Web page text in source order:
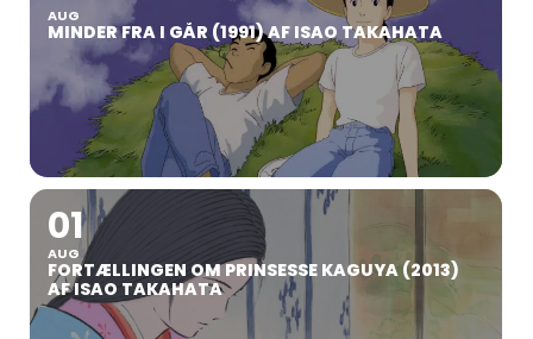
AUG
MINDER FRA I GÅR (1991) AF ISAO TAKAHATA
01
AUG
FORTÆLLINGEN OM PRINSESSE KAGUYA (2013)
AF ISAO TAKAHATA